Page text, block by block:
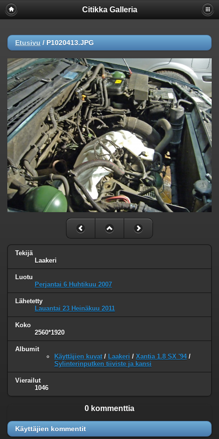
Citikka Galleria
Etusivu / P1020413.JPG
Tekijä
Laakeri
Luotu
Perjantai 6 Huhtikuu 2007
Lähetetty
Lauantai 23 Heinäkuu 2011
Koko
2560*1920
Albumit
Käyttäjien kuvat / Laakeri / Xantia 1.8 SX '94/
Sylinterinputken tiiviste ja kansi
Vierailut
1046
0 kommenttia
Käyttäjien kommentit